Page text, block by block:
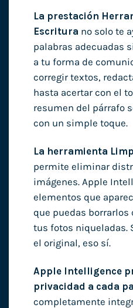
La prestación
Escritura no solo te
palabras adecuadas
a tu forma de
corregir textos,
hasta acertar con el
resumen del párrafo
con un simple toque.
La herramienta
permite eliminar
imágenes. Apple
elementos que
que puedas borrarlos
tus fotos niqueladas.
el original, eso sí.
Apple Intelligence
privacidad a cada
completamente